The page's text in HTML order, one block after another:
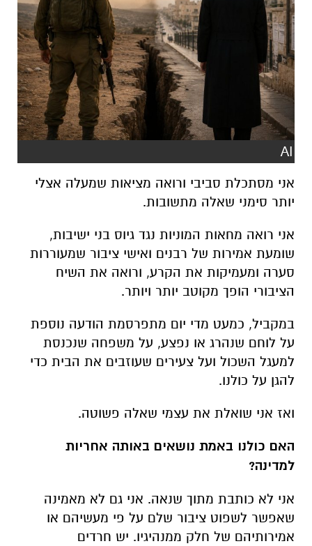
AI
אני מסתכלת סביבי ורואה מציאות שמעלה אצלי
יותר סימני שאלה מתשובות.
אני רואה מחאות המוניות נגד גיוס בני ישיבות,
שומעת אמירות של רבנים ואישי ציבור שמעוררות
סערה ומעמיקות את הקרע, ורואה את השיח
הציבורי הופך מקוטב יותר ויותר.
במקביל, כמעט מדי יום מתפרסמת הודעה נוספת
על לוחם שנהרג או נפצע, על משפחה שנכנסת
למעגל השכול ועל צעירים שעוזבים את הבית כדי
להגן על כולנו.
ואז אני שואלת את עצמי שאלה פשוטה.
האם כולנו באמת נושאים באותה אחריות
למדינה?
אני לא כותבת מתוך שנאה. אני גם לא מאמינה
שאפשר לשפוט ציבור שלם על פי מעשיהם או
אמירותיהם של חלק ממנהיגיו. יש חרדים